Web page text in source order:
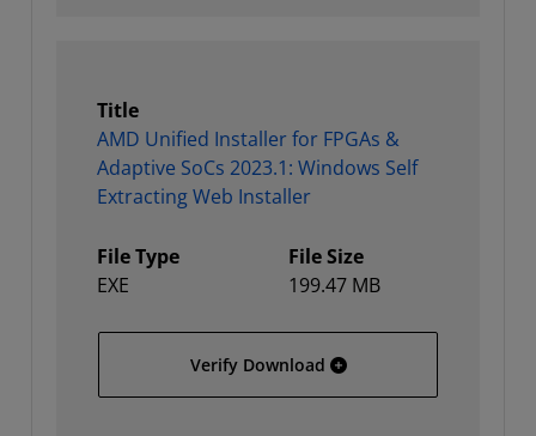
Title
AMD Unified Installer for FPGAs &
Adaptive SoCs 2023.1: Windows Self
Extracting Web Installer
File Type
EXE
File Size
199.47 MB
Verify Download AMD Unified Installer for